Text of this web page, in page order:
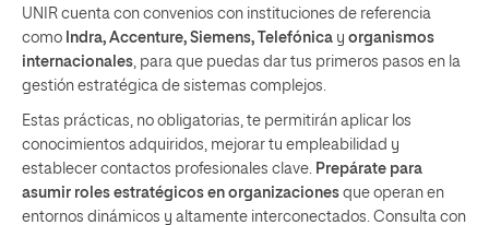
UNIR cuenta con convenios con instituciones de referencia
como Indra, Accenture, Siemens, Telefónica y organismos
internacionales, para que puedas dar tus primeros pasos en la
gestión estratégica de sistemas complejos.
Estas prácticas, no obligatorias, te permitirán aplicar los
conocimientos adquiridos, mejorar tu empleabilidad y
establecer contactos profesionales clave. Prepárate para
asumir roles estratégicos en organizaciones que operan en
entornos dinámicos y altamente interconectados. Consulta con